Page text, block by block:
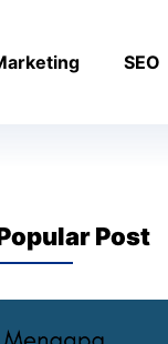
SEO
Post